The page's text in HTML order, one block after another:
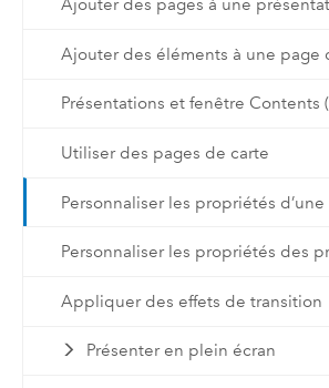
Ajouter des pages à une
Ajouter des éléments à une page
Présentations et fenêtre Contents
Utiliser des pages de carte
Personnaliser les propriétés
Personnaliser les propriétés des
Appliquer des effets de transition
Présenter en plein écran